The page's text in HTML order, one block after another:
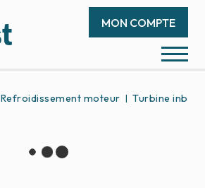
MON COMPTE
Refroidissement moteur Turbine